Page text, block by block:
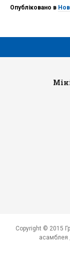
Опубліковано в
Copyright © 2015
асамблея